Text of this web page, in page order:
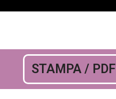
STAMPA / PDF